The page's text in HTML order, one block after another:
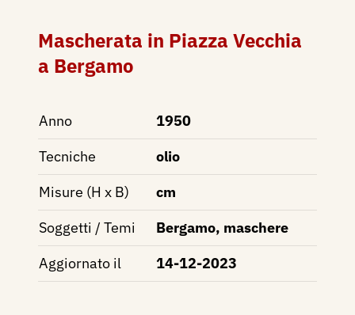
Mascherata in Piazza Vecchia
a Bergamo
Anno
1950
Tecniche
olio
Misure (H x B)
cm
Soggetti / Temi
Bergamo, maschere
Aggiornato il
14-12-2023